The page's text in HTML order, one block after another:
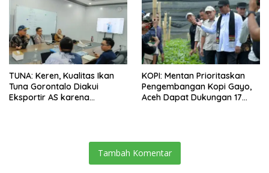
TUNA: Keren, Kualitas Ikan
Tuna Gorontalo Diakui
Eksportir AS karena
KOPI: Mentan Prioritaskan
Pengembangan Kopi Gayo,
Aceh Dapat Dukungan 17
Tambah Komentar